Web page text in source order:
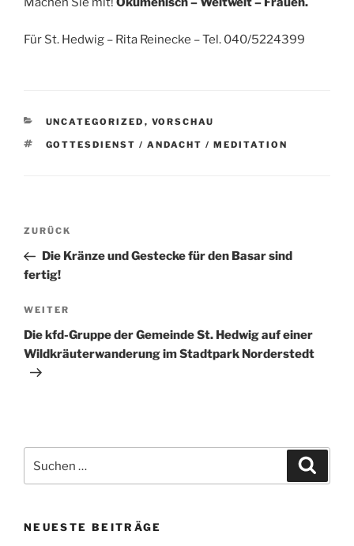
Für St. Hedwig – Rita Reinecke – Tel. 040/5224399
KATEGORIEN
UNCATEGORIZED , VORSCHAU
SCHLAGWÖRTER
GOTTESDIENST / ANDACHT / MEDITATION
Beitragsnavigation
Vorheriger
Beitrag
ZURÜCK
Die Kränze und Gestecke für den Basar sind
fertig!
Nächster
Beitrag
WEITER
Die kfd-Gruppe der Gemeinde St. Hedwig auf einer
Wildkräuterwanderung im Stadtpark Norderstedt
nach:
NEUESTE BEITRÄGE